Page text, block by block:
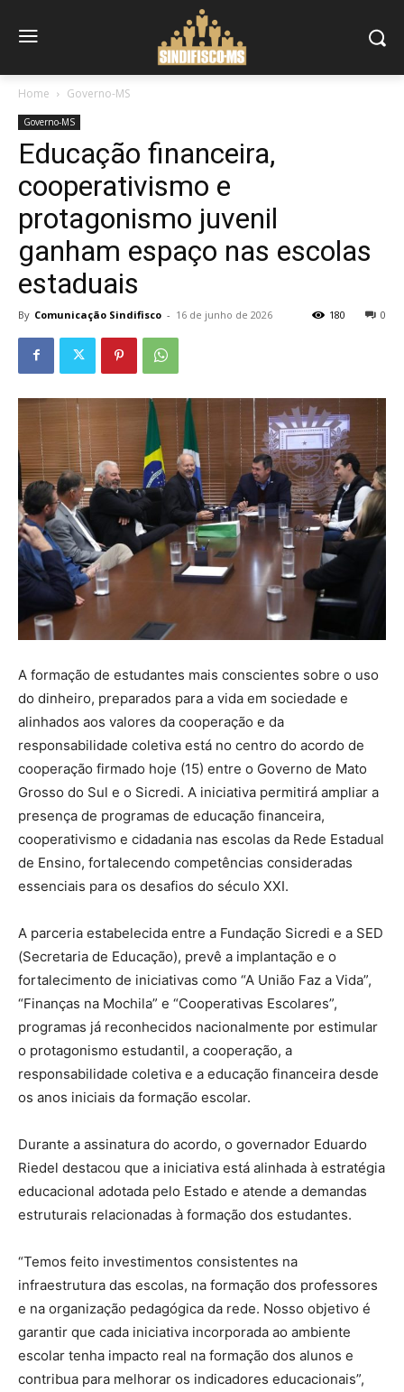
Home Governo-MS
Governo-MS
Educação financeira,
cooperativismo e
protagonismo juvenil
ganham espaço nas escolas
estaduais
By Comunicação Sindifisco - 16 de junho de 2026 0
180
A formação de estudantes mais conscientes sobre o uso
do dinheiro, preparados para a vida em sociedade e
alinhados aos valores da cooperação e da
responsabilidade coletiva está no centro do acordo de
cooperação firmado hoje (15) entre o Governo de Mato
Grosso do Sul e o Sicredi. A iniciativa permitirá ampliar a
presença de programas de educação financeira,
cooperativismo e cidadania nas escolas da Rede Estadual
de Ensino, fortalecendo competências consideradas
essenciais para os desafios do século XXI.
A parceria estabelecida entre a Fundação Sicredi e a SED
(Secretaria de Educação), prevê a implantação e o
fortalecimento de iniciativas como “A União Faz a Vida”,
“Finanças na Mochila” e “Cooperativas Escolares”,
programas já reconhecidos nacionalmente por estimular
o protagonismo estudantil, a cooperação, a
responsabilidade coletiva e a educação financeira desde
os anos iniciais da formação escolar.
Durante a assinatura do acordo, o governador Eduardo
Riedel destacou que a iniciativa está alinhada à estratégia
educacional adotada pelo Estado e atende a demandas
estruturais relacionadas à formação dos estudantes.
“Temos feito investimentos consistentes na
infraestrutura das escolas, na formação dos professores
e na organização pedagógica da rede. Nosso objetivo é
garantir que cada iniciativa incorporada ao ambiente
escolar tenha impacto real na formação dos alunos e
contribua para melhorar os indicadores educacionais”,